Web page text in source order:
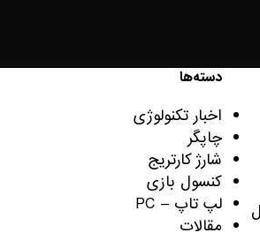
دسته‌ها
اخبار تکنولوژی
چاپگر
شارژ کارتریج
کنسول بازی
لپ تاپ – PC
مقالات